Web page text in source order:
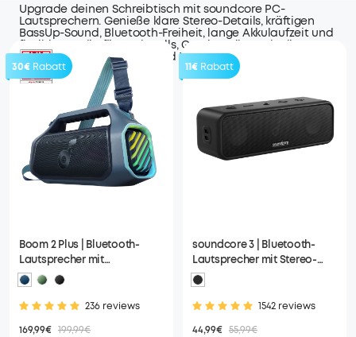
Upgrade deinen Schreibtisch mit soundcore PC-
Lautsprechern. Genieße klare Stereo-Details, kräftigen
BassUp-Sound, Bluetooth-Freiheit, lange Akkulaufzeit und
flexibles Audio für Work Calls, Gaming, Filme, Playlists,
Homeoffice, Wohnheime und Wochenendtreffen.
30€ Rabatt
Boom 2 Plus | Bluetooth-
Lautsprecher mit
mächtigem Bass für
Draußen
236 reviews
169,99€ 199,99€
11€ Rabatt
soundcore 3 | Bluetooth-
Lautsprecher mit Stereo-
Sound
1542 reviews
44,99€ 55,99€